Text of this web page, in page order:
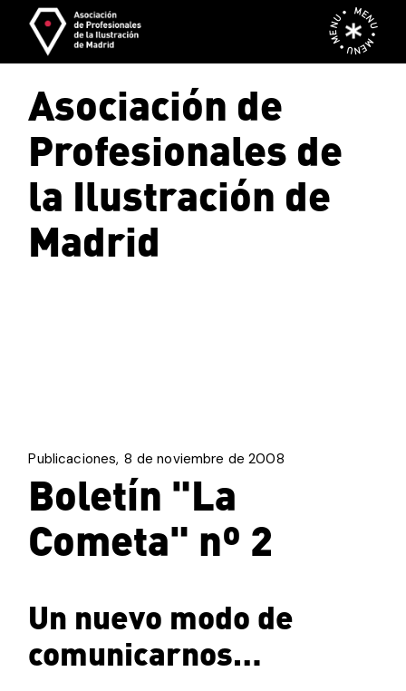
content
MENU • MENU • MENU •
Asociación de
Profesionales de
la Ilustración de
Madrid
Publicaciones 8 de noviembre de 2008
Boletín "La
Cometa" nº 2
Un nuevo modo de
comunicarnos…